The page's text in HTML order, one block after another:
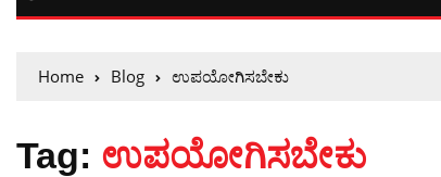
Home Blog ಉಪಯೋಗಿಸಬೇಕು
Tag: ಉಪಯೋಗಿಸಬೇಕು